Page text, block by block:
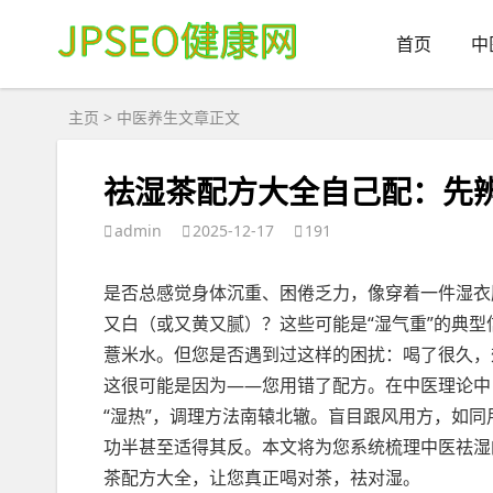
首页
主页 > 中医养生文章正文
祛湿茶配方大全自己配：先
admin 2025-12-17 191
是否总感觉身体沉重、困倦乏力，像穿着一件湿
又白（或又黄又腻）？这些可能是“湿气重”的典
薏米水。但您是否遇到过这样的困扰：喝了很久
这很可能是因为——您用错了配方。在中医理论中
“湿热”，调理方法南辕北辙。盲目跟风用方，如
功半甚至适得其反。本文将为您系统梳理中医祛
茶配方大全，让您真正喝对茶，祛对湿。